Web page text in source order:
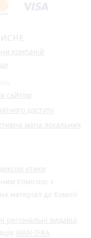
компаній
сайтом
доступу
мапа локальних
етики
Комісією з
матеріал до Комісії
регіональні видавці
WAN-IFRA